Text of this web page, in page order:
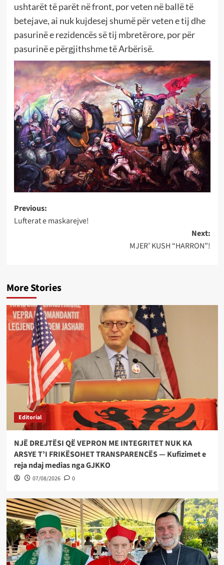
ushtarët të parët në front, por veten në ballë të
betejave, ai nuk kujdesej shumë për veten e tij dhe
pasurinë e rezidencës së tij mbretërore, por për
pasurinë e përgjithshme të Arbërisë.
Post
navigation
Previous:
Lufterat e maskarejve!
Next:
MJER’ KUSH “HARRON”!
More Stories
Editorial
NJË DREJTËSI QË VEPRON ME INTEGRITET NUK KA
ARSYE T’I FRIKËSOHET TRANSPARENCËS — Kufizimet e
reja ndaj medias nga GJKKO
07/08/2026 0